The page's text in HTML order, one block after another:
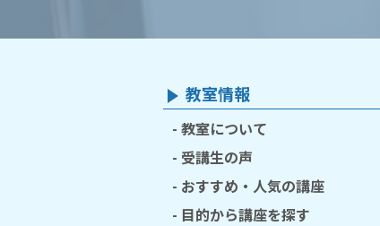
教室情報
教室について
受講生の声
おすすめ・人気の講座
目的から講座を探す